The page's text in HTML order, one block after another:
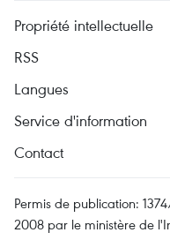
Propriété intellectuelle
RSS
Langues
Service d'information
Contact
Permis de publication:
2008 par le ministère de